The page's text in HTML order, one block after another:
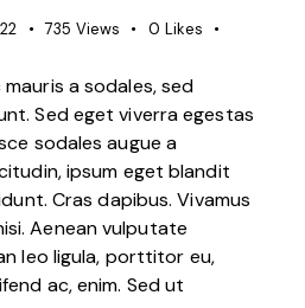
735 Views 0 Likes
a sodales, sed
Sed eget viverra egestas
sodales augue a
ipsum eget blandit
Cras dapibus. Vivamus
Aenean vulputate
leo ligula, porttitor eu,
ac, enim. Sed ut